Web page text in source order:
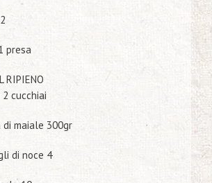
2
presa
RIPIENO
2 cucchiai
di maiale 300gr
di noce 4